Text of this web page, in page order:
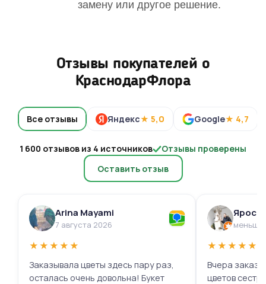
замену или другое решение.
Отзывы покупателей о
КраснодарФлора
Все отзывы Яндекс★ 5,0 Google★ 4,7
1 600 отзывов из 4 источников
Отзывы проверены
Оставить отзыв
Arina Mayami
7 августа 2026
★★★★★
Заказывала цветы здесь пару раз,
осталась очень довольна! Букет
меньше
★★★★★
Вчера
цветов